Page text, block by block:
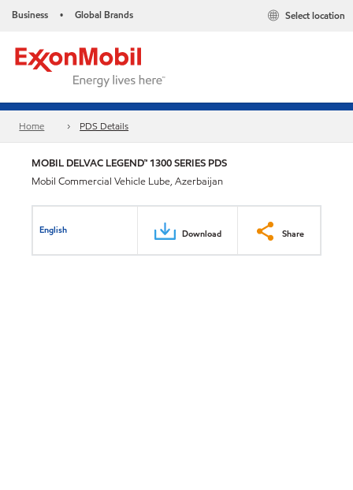
Business • Global Brands Select location
Home PDS Details
MOBIL DELVAC LEGEND™ 1300 SERIES PDS
Mobil Commercial Vehicle Lube, Azerbaijan
English Download Share